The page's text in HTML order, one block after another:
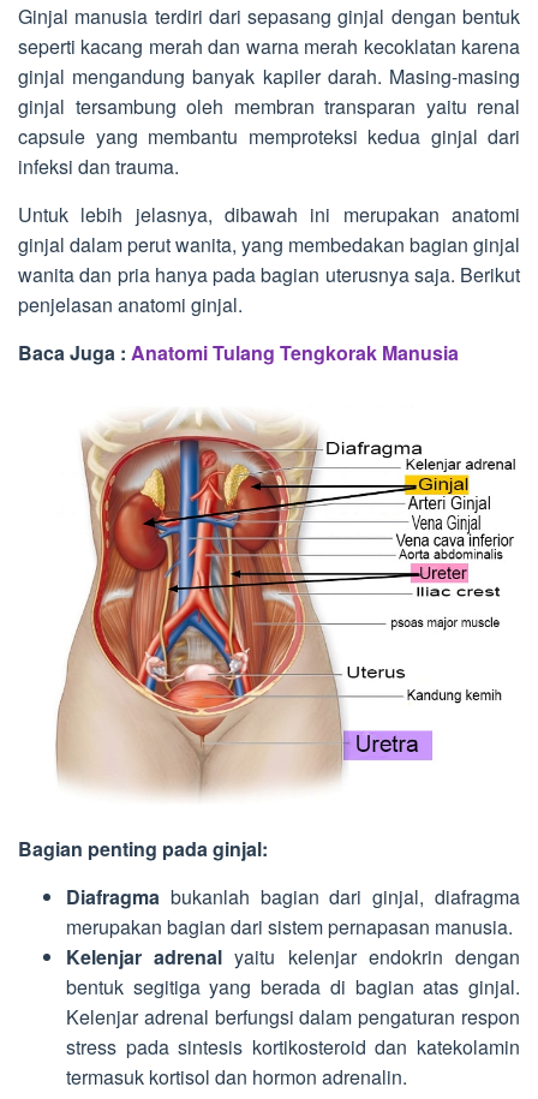
Ginjal manusia terdiri dari sepasang ginjal dengan bentuk
seperti kacang merah dan warna merah kecoklatan karena
ginjal mengandung banyak kapiler darah. Masing-masing
ginjal tersambung oleh membran transparan yaitu renal
capsule yang membantu memproteksi kedua ginjal dari
infeksi dan trauma.
Untuk lebih jelasnya, dibawah ini merupakan anatomi
ginjal dalam perut wanita, yang membedakan bagian ginjal
wanita dan pria hanya pada bagian uterusnya saja. Berikut
penjelasan anatomi ginjal.
Baca Juga : Anatomi Tulang Tengkorak Manusia
Bagian penting pada ginjal:
Diafragma bukanlah bagian dari ginjal, diafragma
merupakan bagian dari sistem pernapasan manusia.
Kelenjar adrenal yaitu kelenjar endokrin dengan
bentuk segitiga yang berada di bagian atas ginjal.
Kelenjar adrenal berfungsi dalam pengaturan respon
stress pada sintesis kortikosteroid dan katekolamin
termasuk kortisol dan hormon adrenalin.